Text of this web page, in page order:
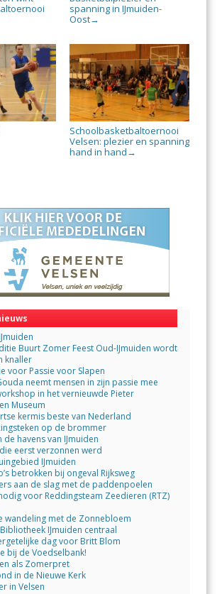
spanning in IJmuiden-
Oost→
Schoolbasketbaltoernooi
Velsen: plezier en spanning
hand in hand →
Buurt Zomer Feest Oud-IJmuiden wordt
knaller
voor Passie voor Slapen
neemt mensen in zijn passie mee
in het vernieuwde Pieter
Museum
kermis beste van Nederland
op de brommer
de havens van IJmuiden
eerst verzonnen werd
IJmuiden
betrokken bij ongeval Rijksweg
aan de slag met de paddenpoelen
voor Reddingsteam Zeedieren (RTZ)
wandeling met de Zonnebloem
IJmuiden centraal
dag voor Britt Blom
bij de Voedselbank!
als Zomerpret
in de Nieuwe Kerk
in Velsen